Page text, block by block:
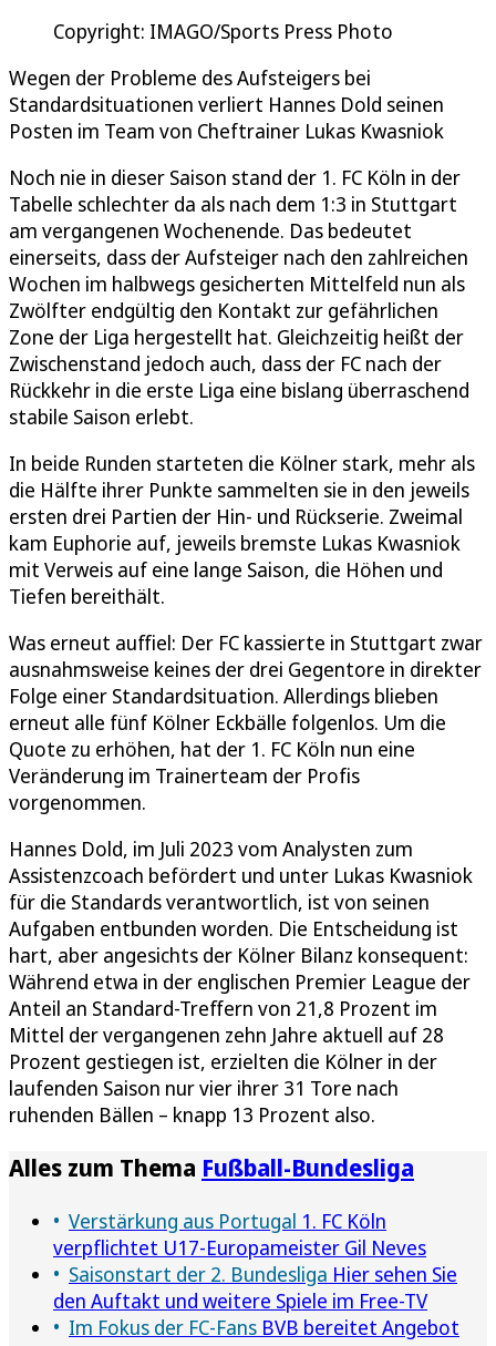
Copyright: IMAGO/Sports Press Photo
Wegen der Probleme des Aufsteigers bei
Standardsituationen verliert Hannes Dold seinen
Posten im Team von Cheftrainer Lukas Kwasniok
Noch nie in dieser Saison stand der 1. FC Köln in der
Tabelle schlechter da als nach dem 1:3 in Stuttgart
am vergangenen Wochenende. Das bedeutet
einerseits, dass der Aufsteiger nach den zahlreichen
Wochen im halbwegs gesicherten Mittelfeld nun als
Zwölfter endgültig den Kontakt zur gefährlichen
Zone der Liga hergestellt hat. Gleichzeitig heißt der
Zwischenstand jedoch auch, dass der FC nach der
Rückkehr in die erste Liga eine bislang überraschend
stabile Saison erlebt.
In beide Runden starteten die Kölner stark, mehr als
die Hälfte ihrer Punkte sammelten sie in den jeweils
ersten drei Partien der Hin- und Rückserie. Zweimal
kam Euphorie auf, jeweils bremste Lukas Kwasniok
mit Verweis auf eine lange Saison, die Höhen und
Tiefen bereithält.
Was erneut auffiel: Der FC kassierte in Stuttgart zwar
ausnahmsweise keines der drei Gegentore in direkter
Folge einer Standardsituation. Allerdings blieben
erneut alle fünf Kölner Eckbälle folgenlos. Um die
Quote zu erhöhen, hat der 1. FC Köln nun eine
Veränderung im Trainerteam der Profis
vorgenommen.
Hannes Dold, im Juli 2023 vom Analysten zum
Assistenzcoach befördert und unter Lukas Kwasniok
für die Standards verantwortlich, ist von seinen
Aufgaben entbunden worden. Die Entscheidung ist
hart, aber angesichts der Kölner Bilanz konsequent:
Während etwa in der englischen Premier League der
Anteil an Standard-Treffern von 21,8 Prozent im
Mittel der vergangenen zehn Jahre aktuell auf 28
Prozent gestiegen ist, erzielten die Kölner in der
laufenden Saison nur vier ihrer 31 Tore nach
ruhenden Bällen – knapp 13 Prozent also.
Alles zum Thema Fußball-Bundesliga
Verstärkung aus Portugal 1. FC Köln
verpflichtet U17-Europameister Gil Neves
Saisonstart der 2. Bundesliga Hier sehen Sie
den Auftakt und weitere Spiele im Free-TV
Im Fokus der FC-Fans BVB bereitet Angebot